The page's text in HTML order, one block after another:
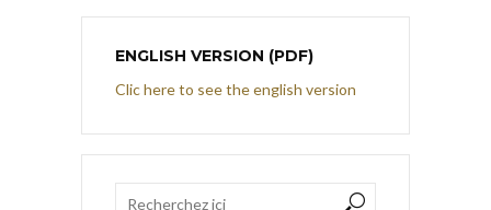
ENGLISH VERSION (PDF)
Clic here to see the english version